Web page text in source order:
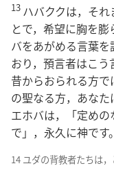
13 ハバククは，そ
とで，希望に胸を
バをあがめる言葉を
おり，預言者はこ
昔からおられる方
の聖なる方，あな
エホバは，「定め
で」，永久に神で
14 ユダの背教者たちは